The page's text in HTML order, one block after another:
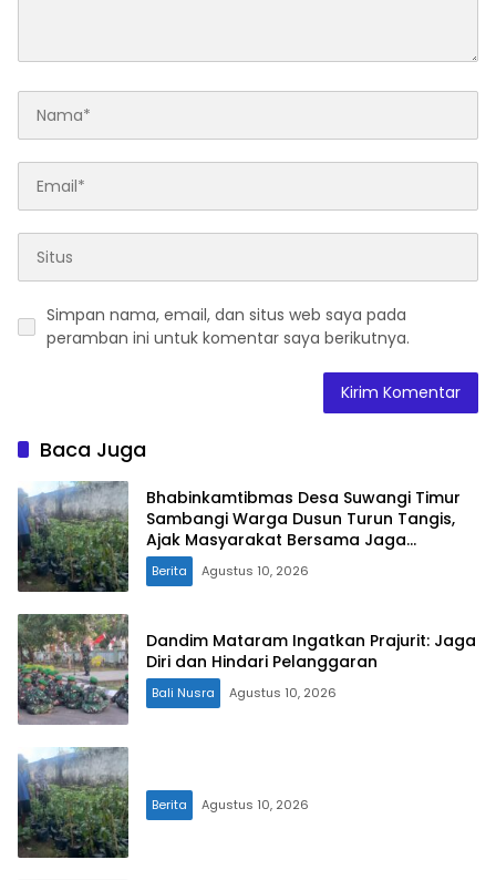
Simpan nama, email, dan situs web saya pada
peramban ini untuk komentar saya berikutnya.
Baca Juga
Bhabinkamtibmas Desa Suwangi Timur
Sambangi Warga Dusun Turun Tangis,
Ajak Masyarakat Bersama Jaga
Kamtibmas
Berita Agustus 10, 2026
Dandim Mataram Ingatkan Prajurit: Jaga
Diri dan Hindari Pelanggaran
Bali Nusra Agustus 10, 2026
Berita Agustus 10, 2026